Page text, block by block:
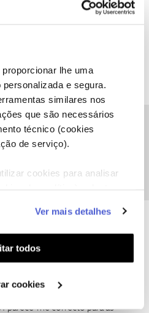
lhe uma
e segura.
similares nos
que são necessários
técnico (cookies
de serviço).
cookies para analisar
personalização e
aos seus interesses
Pode gerir a
em "Configurar
Ver mais detalhes
todos
cookies
em troca... nem mesmo um
Forum|Forum|8 years ago
parece-me correcto para as